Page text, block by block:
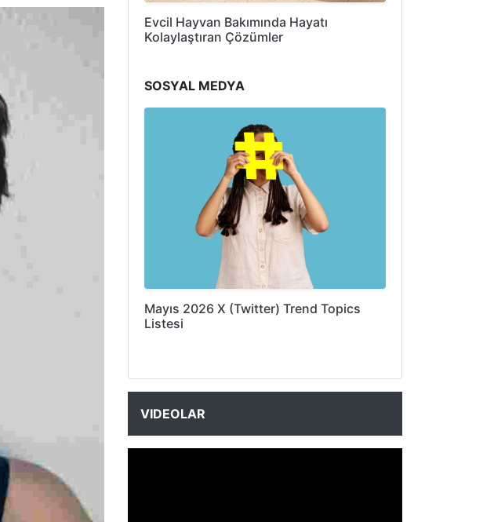
Evcil Hayvan Bakımında Hayatı
Kolaylaştıran Çözümler
SOSYAL MEDYA
Mayıs 2026 X (Twitter) Trend Topics
Listesi
VIDEOLAR